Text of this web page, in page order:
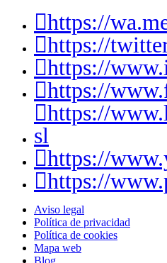
https://
https://
https://
https://
https://
sl
https://
https://
Aviso legal
Política de privacidad
Política de cookies
Mapa web